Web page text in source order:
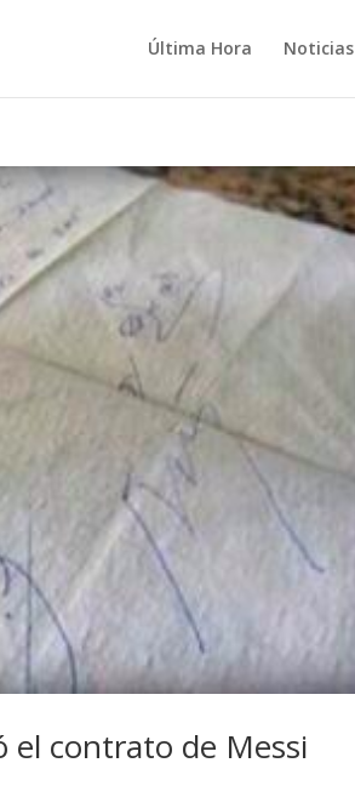
Última Hora Noticias
el contrato de Messi